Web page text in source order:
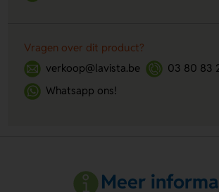
Vragen over dit product?
verkoop@lavista.be
03 80 83
Whatsapp ons!
Meer